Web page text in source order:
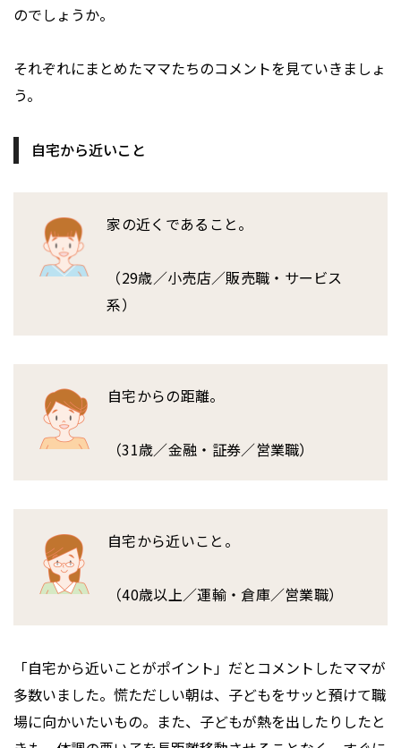
のでしょうか。
それぞれにまとめたママたちのコメントを見ていきましょ
う。
自宅から近いこと
家の近くであること。
（29歳／小売店／販売職・サービス
系）
自宅からの距離。
（31歳／金融・証券／営業職）
自宅から近いこと。
（40歳以上／運輸・倉庫／営業職）
「自宅から近いことがポイント」だとコメントしたママが
多数いました。慌ただしい朝は、子どもをサッと預けて職
場に向かいたいもの。また、子どもが熱を出したりしたと